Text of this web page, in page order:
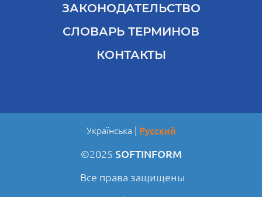
ЗАКОНОДАТЕЛЬСТВО
СЛОВАРЬ ТЕРМИНОВ
КОНТАКТЫ
Українська Русский
©2025 SOFTINFORM
Все права защищены